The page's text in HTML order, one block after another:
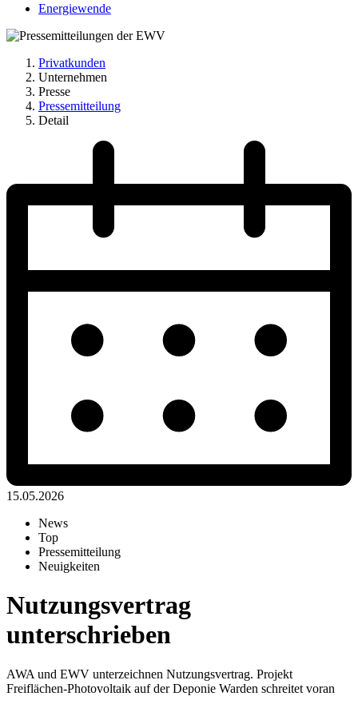
Energiewende
Privatkunden
Unternehmen
Presse
Pressemitteilung
Detail
15.05.2026
News
Top
Pressemitteilung
Neuigkeiten
Nutzungsvertrag
unterschrieben
AWA und EWV unterzeichnen Nutzungsvertrag. Projekt
Freiflächen‑Photovoltaik auf der Deponie Warden schreitet voran